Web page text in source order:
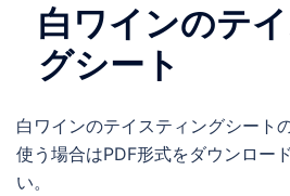
白ワインのテ
グシート
白ワインのテイスティングシート
使う場合はPDF形式をダウンロー
い。